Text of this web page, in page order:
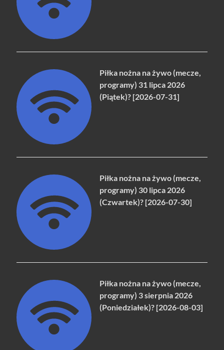
Piłka nożna na żywo (mecze,
programy) 31 lipca 2026
(Piątek)? [2026-07-31]
Piłka nożna na żywo (mecze,
programy) 30 lipca 2026
(Czwartek)? [2026-07-30]
Piłka nożna na żywo (mecze,
programy) 3 sierpnia 2026
(Poniedziałek)? [2026-08-03]